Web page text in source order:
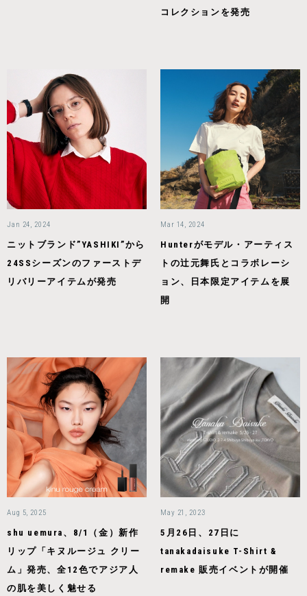
コレクションを発売
Jan 24, 2024
ニットブランド”YASHIKI”から
24SSシーズンのファーストデ
リバリーアイテムが発売
Mar 14, 2024
Hunterがモデル・アーティス
トの辻元舞氏とコラボレーシ
ョン、日本限定アイテムを展
開
Aug 5, 2025
shu uemura、8/1（金）新作
リップ「キヌルージュ クリー
ム」発売、全12色でアジア人
の肌を美しく魅せる
May 21, 2023
5月26日、27日に
tanakadaisuke T-Shirt &
remake 販売イベントが開催